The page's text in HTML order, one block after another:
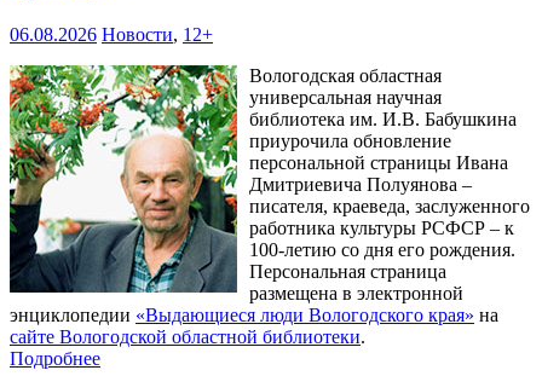
06.08.2026 Новости, 12+
Вологодская областная
универсальная научная
библиотека им. И.В. Бабушкина
приурочила обновление
персональной страницы Ивана
Дмитриевича Полуянова –
писателя, краеведа, заслуженного
работника культуры РСФСР – к
100‑летию со дня его рождения.
Персональная страница
размещена в электронной
энциклопедии «Выдающиеся люди Вологодского края» на
сайте Вологодской областной библиотеки.
Подробнее